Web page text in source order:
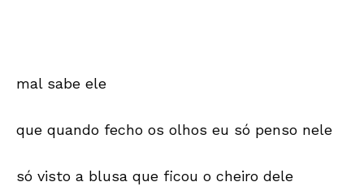
mal sabe ele
que quando fecho os olhos eu só penso nele
só visto a blusa que ficou o cheiro dele